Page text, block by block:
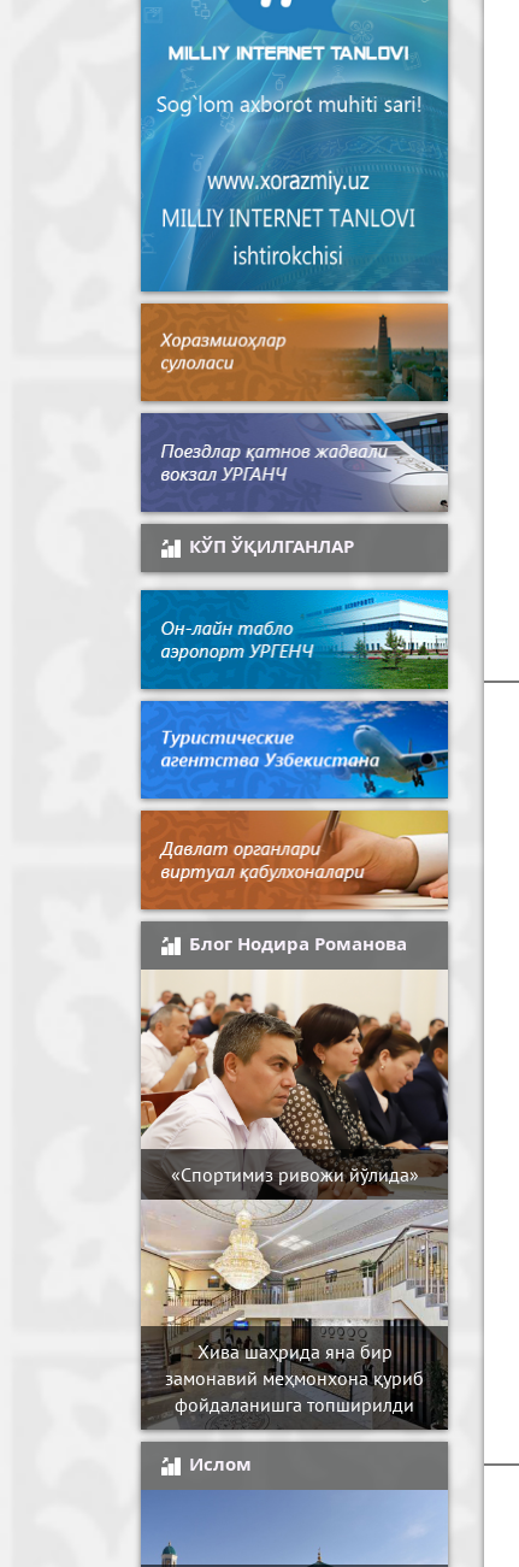
КЎП ЎҚИЛГАНЛАР
Блог Нодира Романова
«Спортимиз ривожи йўлида»
Хива шаҳрида яна бир
замонавий меҳмонхона қуриб
фойдаланишга топширилди
Ислом